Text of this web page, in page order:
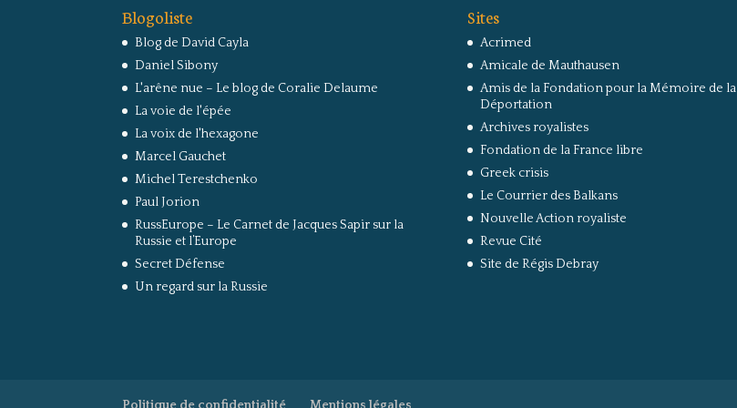
Blogoliste
Blog de David Cayla
Daniel Sibony
L'arêne nue – Le blog de Coralie Delaume
La voie de l'épée
La voix de l'hexagone
Marcel Gauchet
Michel Terestchenko
Paul Jorion
RussEurope – Le Carnet de Jacques Sapir sur la
Russie et l’Europe
Secret Défense
Un regard sur la Russie
Sites
Acrimed
Amicale de Mauthausen
Amis de la Fondation pour la Mémoire de la
Déportation
Archives royalistes
Fondation de la France libre
Greek crisis
Le Courrier des Balkans
Nouvelle Action royaliste
Revue Cité
Site de Régis Debray
Politique de confidentialité Mentions légales